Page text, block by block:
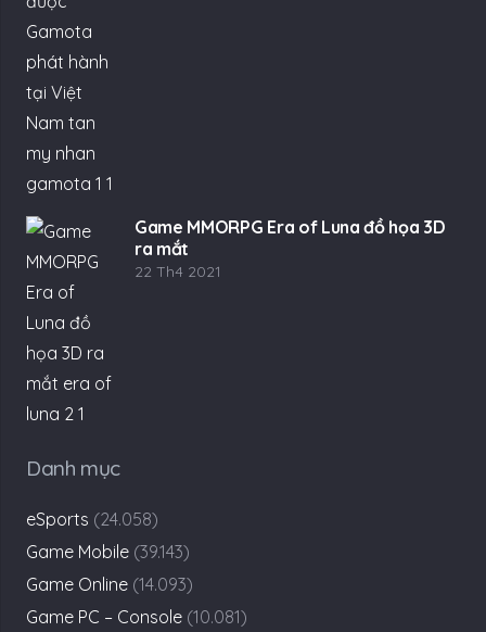
Game MMORPG Era of Luna đồ họa 3D
ra mắt
22 Th4 2021
Danh mục
eSports (24.058)
Game Mobile (39.143)
Game Online (14.093)
Game PC – Console (10.081)